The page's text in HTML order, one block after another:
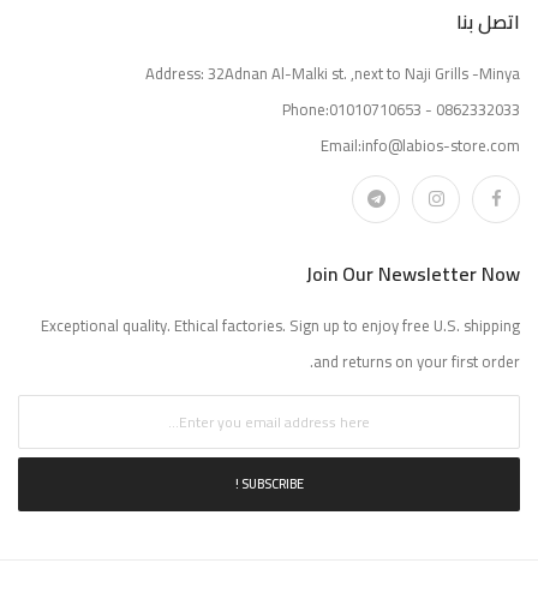
اتصل بنا
Address: 32Adnan Al-Malki st. ,next to Naji Grills -Minya
Phone:01010710653 - 0862332033
Email:info@labios-store.com
Join Our Newsletter Now
Exceptional quality. Ethical factories. Sign up to enjoy free U.S. shipping
and returns on your first order.
SUBSCRIBE !